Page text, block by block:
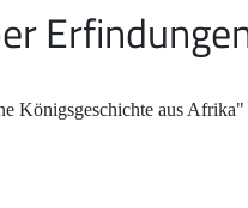
Königsgeschichte aus